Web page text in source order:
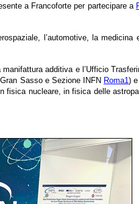
a Francoforte per partecipare a
l’automotive, la
additiva e l’Ufficio
Sasso e Sezione INFN Roma1)
nucleare, in fisica delle